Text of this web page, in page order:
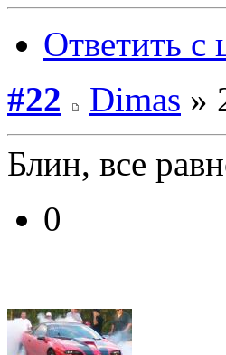
Ответить с
#22
Dimas »
Блин, все
0